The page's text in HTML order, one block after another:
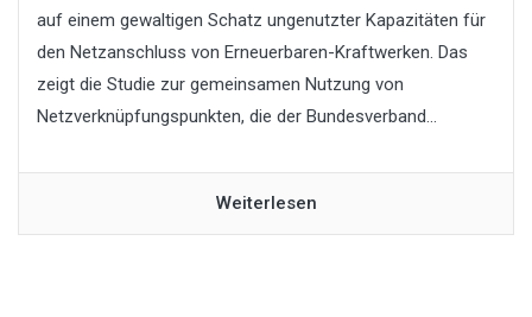
auf einem gewaltigen Schatz ungenutzter Kapazitäten für
den Netzanschluss von Erneuerbaren-Kraftwerken. Das
zeigt die Studie zur gemeinsamen Nutzung von
Netzverknüpfungspunkten, die der Bundesverband...
Weiterlesen